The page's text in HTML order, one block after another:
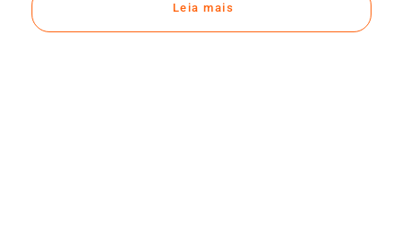
Leia mais